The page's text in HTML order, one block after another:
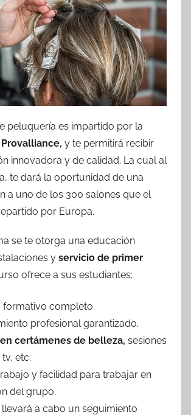
peluquería es impartido por la
y te permitirá recibir
innovadora y de calidad. La cual al
te dará la oportunidad de una
a uno de los 300 salones que el
por Europa.
se te otorga una educación
y servicio de primer
ofrece a sus estudiantes;
formativo completo.
profesional garantizado.
certámenes de belleza, sesiones
etc.
y facilidad para trabajar en
del grupo.
a cabo un seguimiento